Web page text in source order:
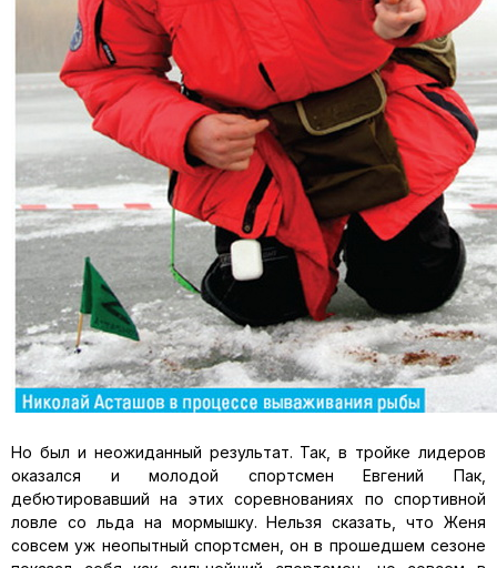
Но был и неожиданный резуль­тат. Так, в тройке лидеров
оказал­ся и молодой спортсмен Евгений Пак,
дебютировавший на этих соревнованиях по спортивной
лов­ле со льда на мормышку. Нельзя сказать, что Женя
совсем уж неопытный спортсмен, он в прошедшем сезоне